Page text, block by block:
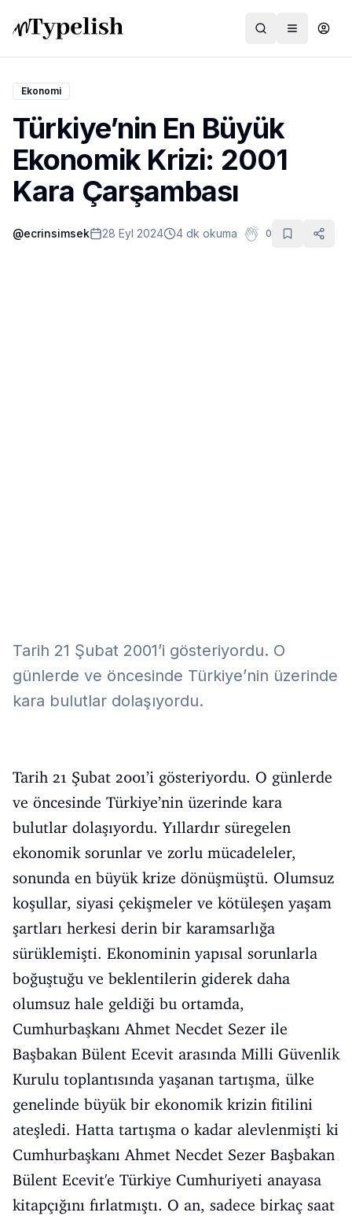
Dünya
Film ve Dizi
Kültür ve Sanat
Sağlık
Ekonomi
Türkiye’nin En Büyük
Ekonomik Krizi: 2001
Kara Çarşambası
@ecrinsimsek 28 Eyl 2024 4 dk okuma 0
Tarih 21 Şubat 2001’i gösteriyordu. O
günlerde ve öncesinde Türkiye’nin üzerinde
kara bulutlar dolaşıyordu.
Tarih 21 Şubat 2001’i gösteriyordu. O günlerde
ve öncesinde Türkiye’nin üzerinde kara
bulutlar dolaşıyordu. Yıllardır süregelen
ekonomik sorunlar ve zorlu mücadeleler,
sonunda en büyük krize dönüşmüştü. Olumsuz
koşullar, siyasi çekişmeler ve kötüleşen yaşam
şartları herkesi derin bir karamsarlığa
sürüklemişti. Ekonominin yapısal sorunlarla
boğuştuğu ve beklentilerin giderek daha
olumsuz hale geldiği bu ortamda,
Cumhurbaşkanı Ahmet Necdet Sezer ile
Başbakan Bülent Ecevit arasında Milli Güvenlik
Kurulu toplantısında yaşanan tartışma, ülke
genelinde büyük bir ekonomik krizin fitilini
ateşledi. Hatta tartışma o kadar alevlenmişti ki
Cumhurbaşkanı Ahmet Necdet Sezer Başbakan
Bülent Ecevit'e Türkiye Cumhuriyeti anayasa
kitapçığını fırlatmıştı. O an, sadece birkaç saat